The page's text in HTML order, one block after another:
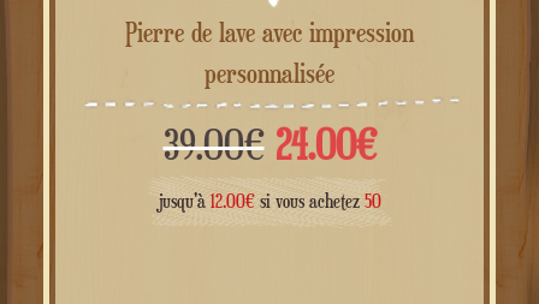
Pierre de lave avec impression
personnalisée
39.00€ Le
prix
24.00€Le
prix
jusqu'à 12.00€si vous achetez 50